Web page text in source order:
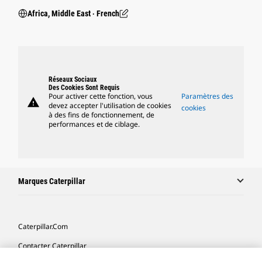
Africa, Middle East ‧ French
warning
Réseaux Sociaux
Des Cookies Sont Requis
Pour activer cette fonction, vous
devez accepter l'utilisation de cookies
à des fins de fonctionnement, de
performances et de ciblage.
Paramètres des
cookies
Marques Caterpillar
Caterpillar.com
Contacter Caterpillar